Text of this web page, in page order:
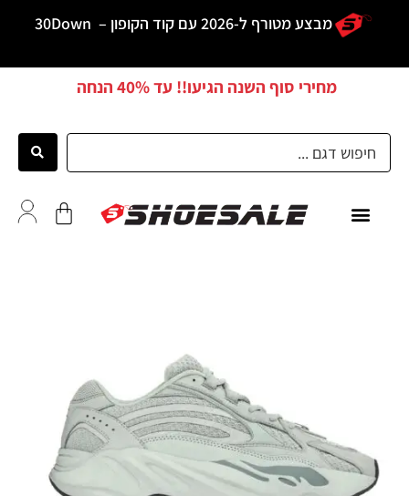
מבצע מטורף ל-2026 עם קוד הקופון – 30Down
מחירי סוף השנה הגיעו!! עד40% הנחה